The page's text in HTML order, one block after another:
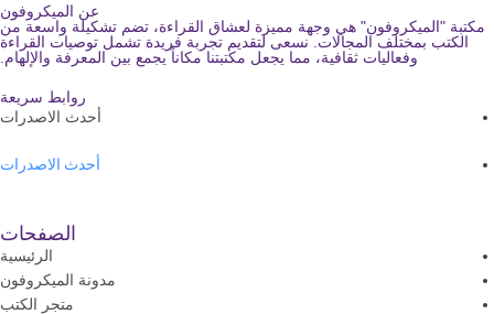
عن الميكروفون
مكتبة "الميكروفون" هي وجهة مميزة لعشاق القراءة، تضم تشكيلة واسعة من
الكتب بمختلف المجالات. نسعى لتقديم تجربة فريدة تشمل توصيات القراءة
وفعاليات ثقافية، مما يجعل مكتبتنا مكاناً يجمع بين المعرفة والإلهام.
روابط سريعة
أحدث الاصدرات
أحدث الاصدرات
الصفحات
الرئيسية
مدونة الميكروفون
متجر الكتب